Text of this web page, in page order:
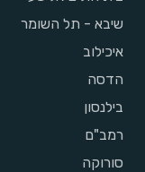
שיבא - תל השומר
איכילוב
הדסה
בילנסון
רמב"ם
סורוקה